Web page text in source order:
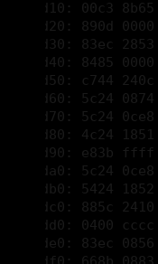
00001d50: c744
00001d60: 5c24
00001d70: 5c24
00001d80: 4c24
00001d90: e83b
00001da0: 5c24
00001db0: 5424
00001dc0: 885c
00001dd0: 0400
00001de0: 83ec
00001df0: 668b
00001e00: f066
00001e10: 085f
00001e20: db85